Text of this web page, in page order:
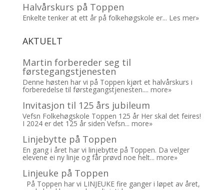
Halvårskurs på Toppen
Enkelte tenker at ett år på folkehøgskole er... Les mer»
AKTUELT
Martin forbereder seg til
førstegangstjenesten
Denne høsten har vi på Toppen kjørt et halvårskurs i
forberedelse til førstegangstjenesten.... more»
Invitasjon til 125 års jubileum
Vefsn Folkehøgskole Toppen 125 år Her skal det feires!
I 2024 er det 125 år siden Vefsn... more»
Linjebytte på Toppen
En gang i året har vi linjebytte på Toppen. Da velger
elevene ei ny linje og får prøvd noe helt... more»
Linjeuke på Toppen
På Toppen har vi LINJEUKE fire ganger i løpet av året,